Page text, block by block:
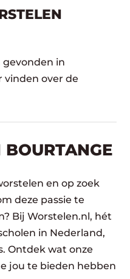
gevonden in
vinden over de
en op zoek
deze passie te
Bij Worstelen.nl, hét
in Nederland,
Ontdek wat onze
jou te bieden hebben